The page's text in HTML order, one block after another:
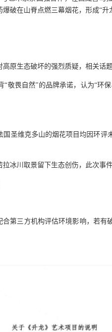
破在山脊点燃三幕烟花，形成“升
原生态破坏的强烈质疑，相关话
敬畏自然”的品牌承诺，认为“环
圣维克多山的烟花项目均因环评
冰川取景留下生态创伤，此次事
第三方机构评估环境影响，若有